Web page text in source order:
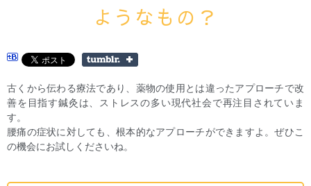
ようなもの？
古くから伝わる療法であり、薬物の使用とは違ったアプローチで改
善を目指す鍼灸は、ストレスの多い現代社会で再注目されていま
す。
腰痛の症状に対しても、根本的なアプローチができますよ。ぜひこ
の機会にお試しくださいね。